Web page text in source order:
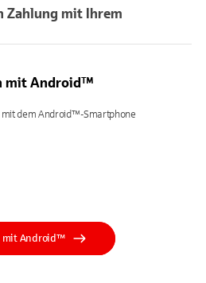
Zahlung mit Ihrem
mit Android™
mit dem Android™-Smartphone
mit Android™